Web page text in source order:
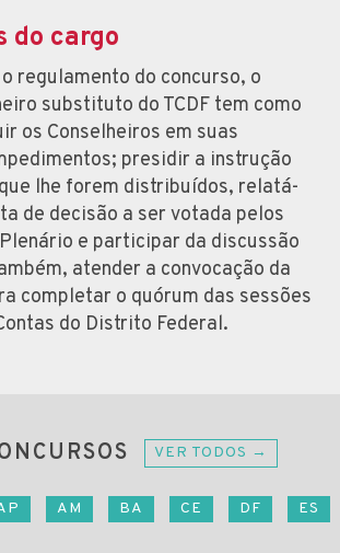
do cargo
regulamento do concurso, o
substituto do TCDF tem como
os Conselheiros em suas
presidir a instrução
lhe forem distribuídos, relatá-
de decisão a ser votada pelos
e participar da discussão
atender a convocação da
completar o quórum das sessões
do Distrito Federal.
VER TODOS →
AM BA CE DF ES